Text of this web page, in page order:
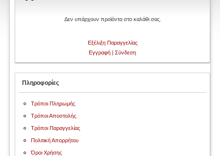
Δεν υπάρχουν προϊόντα στο καλάθι σας.
Εξέλιξη Παραγγελίας
Εγγραφή | Σύνδεση
Πληροφορίες
Τρόποι Πληρωμής
Τρόποι Αποστολής
Τρόποι Παραγγελίας
Πολιτική Απορρήτου
Όροι Χρήσης